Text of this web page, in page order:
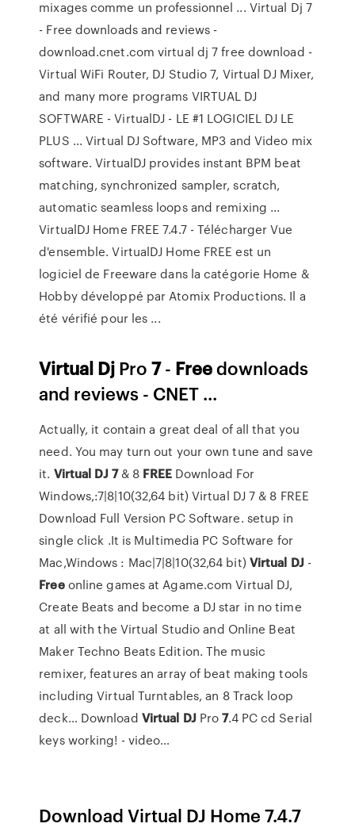
mixages comme un professionnel ... Virtual Dj 7
- Free downloads and reviews -
download.cnet.com virtual dj 7 free download -
Virtual WiFi Router, DJ Studio 7, Virtual DJ Mixer,
and many more programs VIRTUAL DJ
SOFTWARE - VirtualDJ - LE #1 LOGICIEL DJ LE
PLUS ... Virtual DJ Software, MP3 and Video mix
software. VirtualDJ provides instant BPM beat
matching, synchronized sampler, scratch,
automatic seamless loops and remixing ...
VirtualDJ Home FREE 7.4.7 - Télécharger Vue
d'ensemble. VirtualDJ Home FREE est un
logiciel de Freeware dans la catégorie Home &
Hobby développé par Atomix Productions. Il a
été vérifié pour les ...
Virtual Dj Pro7- Freedownloads
and reviews - CNET ...
Actually, it contain a great deal of all that you
need. You may turn out your own tune and save
it. Virtual DJ 7& 8 FREEDownload For
Windows,:7|8|10(32,64 bit) Virtual DJ 7 & 8 FREE
Download Full Version PC Software. setup in
single click .It is Multimedia PC Software for
Mac,Windows : Mac|7|8|10(32,64 bit) Virtual DJ-
Freeonline games at Agame.com Virtual DJ,
Create Beats and become a DJ star in no time
at all with the Virtual Studio and Online Beat
Maker Techno Beats Edition. The music
remixer, features an array of beat making tools
including Virtual Turntables, an 8 Track loop
deck… Download Virtual DJPro7.4 PC cd Serial
keys working! - video…
Download Virtual DJ Home 7.4.7